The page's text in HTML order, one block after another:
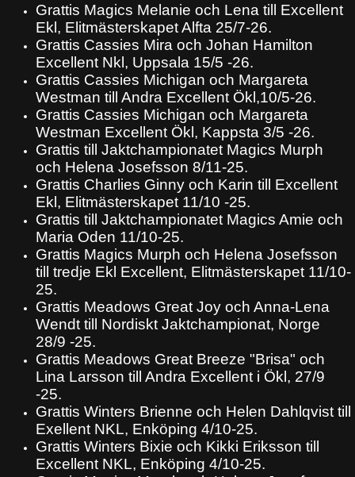
Grattis Magics Melanie och Lena till Excellent
Ekl, Elitmästerskapet Alfta 25/7-26.
Grattis Cassies Mira och Johan Hamilton
Excellent Nkl, Uppsala 15/5 -26.
Grattis Cassies Michigan och Margareta
Westman till Andra Excellent Ökl,10/5-26.
Grattis Cassies Michigan och Margareta
Westman Excellent Ökl, Kappsta 3/5 -26.
Grattis till Jaktchampionatet Magics Murph
och Helena Josefsson 8/11-25.
Grattis Charlies Ginny och Karin till Excellent
Ekl, Elitmästerskapet 11/10 -25.
Grattis till Jaktchampionatet Magics Amie och
Maria Oden 11/10-25.
Grattis Magics Murph och Helena Josefsson
till tredje Ekl Excellent, Elitmästerskapet 11/10-
25.
Grattis Meadows Great Joy och Anna-Lena
Wendt till Nordiskt Jaktchampionat, Norge
28/9 -25.
Grattis Meadows Great Breeze "Brisa" och
Lina Larsson till Andra Excellent i Ökl, 27/9
-25.
Grattis Winters Brienne och Helen Dahlqvist till
Exellent NKL, Enköping 4/10-25.
Grattis Winters Bixie och Kikki Eriksson till
Excellent NKL, Enköping 4/10-25.